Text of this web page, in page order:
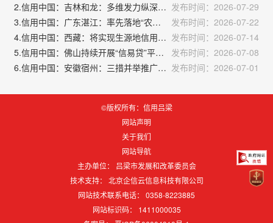
2.信用中国：吉林和龙：多维发力纵深推进社会信用体系建设提质增效 发布时间：2026-07-29
3.信用中国：广东湛江：率先落地“农安贷” 以信用“软实力”撬动融资“硬通货”
发布时间：2026-07-22
4.信用中国：西藏：将实现生源地信用助学贷款县级受理点74个县（区、市）全覆盖 发布时间：2026-07-14
5.信用中国：佛山持续开展“信易贷”平台推介对接系列活动 推动信用融资服务中小企业发展
发布时间：2026-07-08
6.信用中国：安徽宿州：三措并举推广中征工程贷，精准赋能工程类中小微企业 发布时间：2026-07-01
©版权所有：信用吕梁
网站声明
关于我们
网站导航
主办单位： 吕梁市发展和改革委员会
技术支持： 北京企信云信息科技有限公司
网站技术联系电话： 0358-8223885
网站标识码：
1411000035